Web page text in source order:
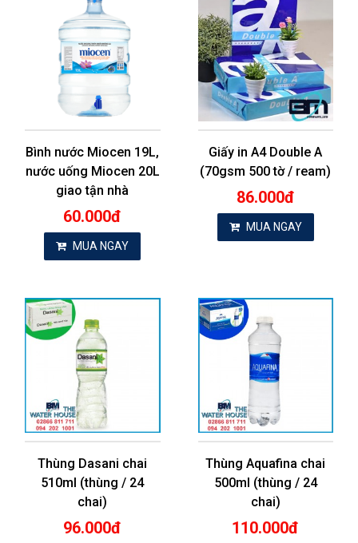
Bình nước Miocen 19L,
nước uống Miocen 20L
giao tận nhà
60.000đ
MUA NGAY
Giấy in A4 Double A
(70gsm 500 tờ / ream)
86.000đ
MUA NGAY
Thùng Dasani chai
510ml (thùng / 24
chai)
96.000đ
Thùng Aquafina chai
500ml (thùng / 24
chai)
110.000đ